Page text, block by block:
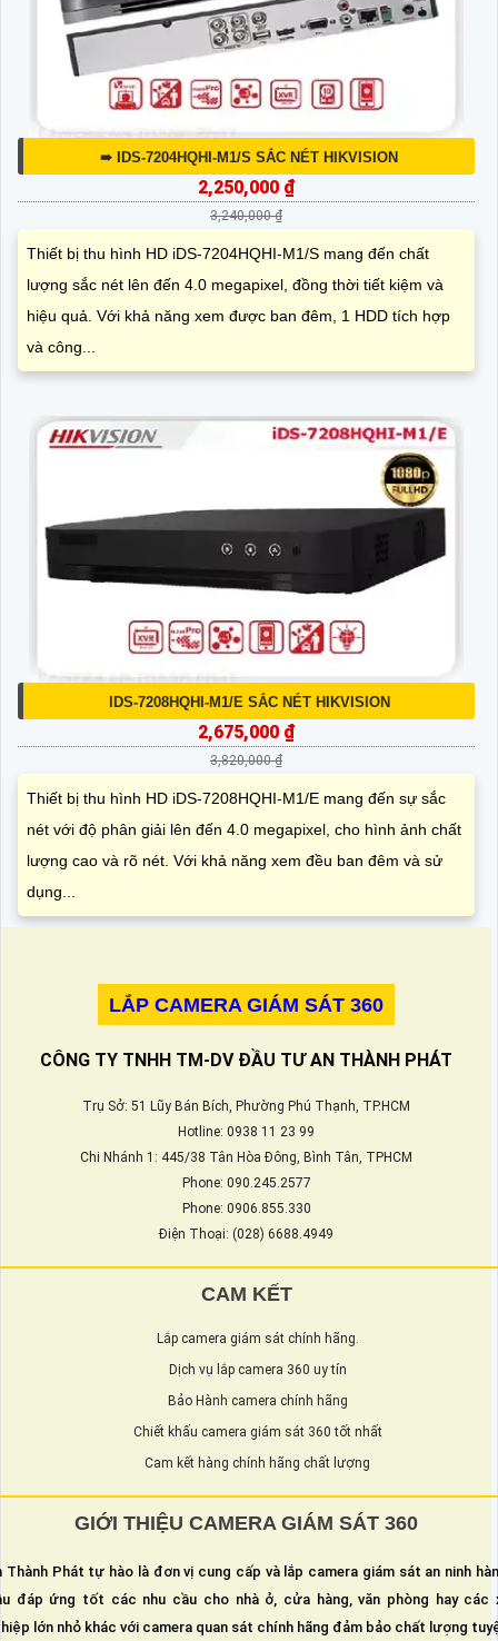
➠ IDS-7204HQHI-M1/S SẮC NÉT HIKVISION
2,250,000 ₫
3,240,000 ₫
Thiết bị thu hình HD iDS-7204HQHI-M1/S mang đến chất
lượng sắc nét lên đến 4.0 megapixel, đồng thời tiết kiệm và
hiệu quả. Với khả năng xem được ban đêm, 1 HDD tích hợp
và công...
IDS-7208HQHI-M1/E SẮC NÉT HIKVISION
2,675,000 ₫
3,820,000 ₫
Thiết bị thu hình HD iDS-7208HQHI-M1/E mang đến sự sắc
nét với độ phân giải lên đến 4.0 megapixel, cho hình ảnh chất
lượng cao và rõ nét. Với khả năng xem đều ban đêm và sử
dụng...
LẮP CAMERA GIÁM SÁT 360
CÔNG TY TNHH TM-DV ĐẦU TƯ AN THÀNH PHÁT
Trụ Sở: 51 Lũy Bán Bích, Phường Phú Thạnh, TP.HCM
Hotline: 0938 11 23 99
Chi Nhánh 1: 445/38 Tân Hòa Đông, Bình Tân, TPHCM
Phone: 090.245.2577
Phone: 0906.855.330
Điện Thoại: (028) 6688.4949
CAM KẾT
Lắp camera giám sát chính hãng.
Dịch vụ lắp camera 360 uy tín
Bảo Hành camera chính hãng
Chiết khấu camera giám sát 360 tốt nhất
Cam kết hàng chính hãng chất lượng
GIỚI THIỆU CAMERA GIÁM SÁT 360
Thành Phát tự hào là đơn vị cung cấp và lắp camera giám sát an ninh
đáp ứng tốt các nhu cầu cho nhà ở, cửa hàng, văn phòng hay các
lớn nhỏ khác với camera quan sát chính hãng đảm bảo chất lượng